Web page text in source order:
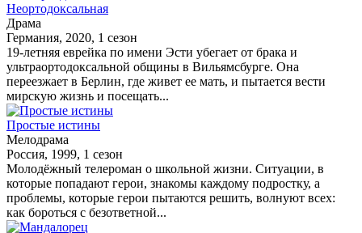
Неортодоксальная
Драма
Германия, 2020, 1 сезон
19-летняя еврейка по имени Эсти убегает от брака и
ультраортодоксальной общины в Вильямсбурге. Она
переезжает в Берлин, где живет ее мать, и пытается вести
мирскую жизнь и посещать...
Простые истины
Мелодрама
Россия, 1999, 1 сезон
Молодёжный телероман о школьной жизни. Ситуации, в
которые попадают герои, знакомы каждому подростку, а
проблемы, которые герои пытаются решить, волнуют всех:
как бороться с безответной...